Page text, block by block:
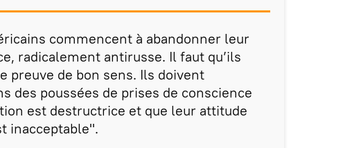
commencent à abandonner leur
radicalement antirusse. Il faut qu’ils
preuve de bon sens. Ils doivent
des poussées de prises de conscience
est destructrice et que leur attitude
inacceptable".